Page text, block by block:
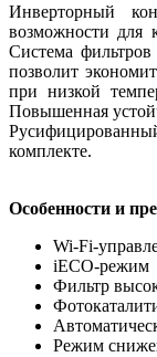
Инверторный
возможности для
Система
позволит
при низкой
Повышенная
комплекте.
Особенности и
Wi-Fi-
iECO-режим
Фильтр
Режим